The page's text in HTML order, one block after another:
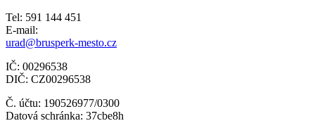
Tel: 591 144 451
E-mail:
urad@brusperk-mesto.cz
IČ: 00296538
DIČ: CZ00296538
Č. účtu: 190526977/0300
Datová schránka: 37cbe8h